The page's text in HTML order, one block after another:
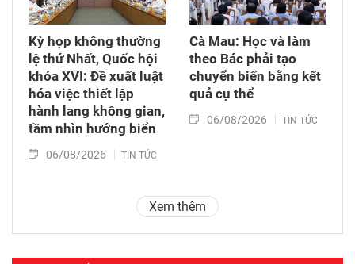
Kỳ họp không thường
lệ thứ Nhất, Quốc hội
khóa XVI: Đề xuất luật
hóa việc thiết lập
hành lang không gian,
tầm nhìn hướng biển
06/08/2026 TIN TỨC
Cà Mau: Học và làm
theo Bác phải tạo
chuyển biến bằng kết
quả cụ thể
06/08/2026 TIN TỨC
Xem thêm